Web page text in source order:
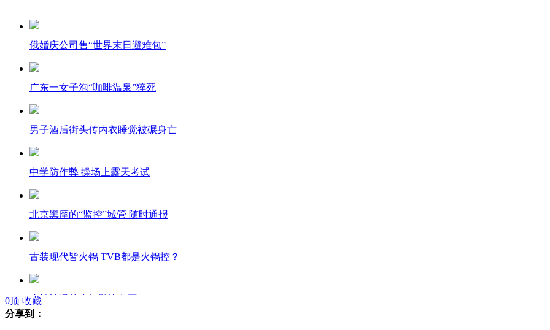
俄婚庆公司售“世界末日避难包”
广东一女子泡“咖啡温泉”猝死
男子酒后街头传内衣睡觉被碾身亡
中学防作弊 操场上露天考试
北京黑摩的“监控”城管 随时通报
古装现代皆火锅 TVB都是火锅控？
张兰被曝落户加勒比岛国
0顶 收藏
分享到：